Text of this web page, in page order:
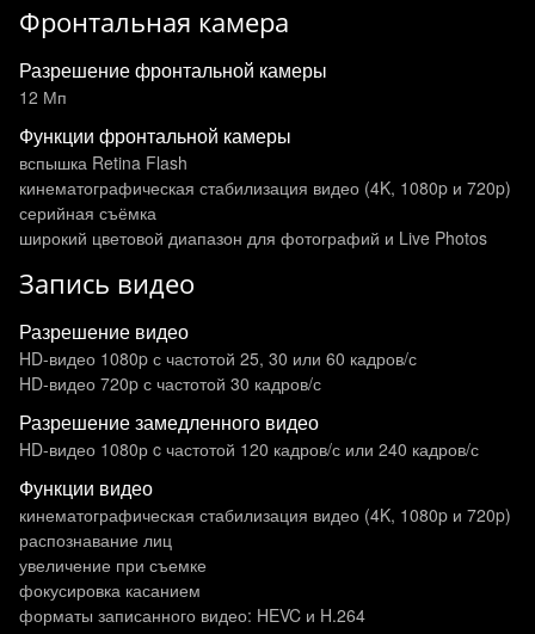
Фронтальная камера
Разрешение фронтальной камеры
12 Мп
Функции фронтальной камеры
вспышка Retina Flash
кинематографическая стабилизация видео (4K, 1080p и 720p)
серийная съёмка
широкий цветовой диапазон для фотографий и Live Photos
Запись видео
Разрешение видео
HD-видео 1080p с частотой 25, 30 или 60 кадров/ с
HD-видео 720p с частотой 30 кадров/ с
Разрешение замедленного видео
HD-видео 1080р c частотой 120 кадров/ с или 240 кадров/ с
Функции видео
кинематографическая стабилизация видео (4K, 1080p и 720p)
распознавание лиц
увеличение при съемке
фокусировка касанием
форматы записанного видео: HEVC и H.264